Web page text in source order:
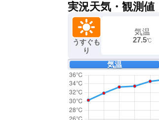
実況天気・観測値
うすぐも
り
気温
27.5℃
気温